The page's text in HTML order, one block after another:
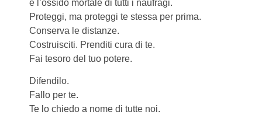
e l’ossido mortale di tutti i naufragi.
Proteggi, ma proteggi te stessa per prima.
Conserva le distanze.
Costruisciti. Prenditi cura di te.
Fai tesoro del tuo potere.
Difendilo.
Fallo per te.
Te lo chiedo a nome di tutte noi.